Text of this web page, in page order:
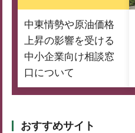
中東情勢や原油価格
上昇の影響を受ける
中小企業向け相談窓
口について
おすすめサイト